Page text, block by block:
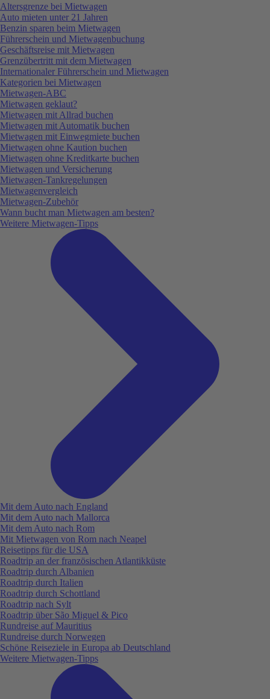
Altersgrenze bei Mietwagen
Auto mieten unter 21 Jahren
Benzin sparen beim Mietwagen
Führerschein und Mietwagenbuchung
Geschäftsreise mit Mietwagen
Grenzübertritt mit dem Mietwagen
Internationaler Führerschein und Mietwagen
Kategorien bei Mietwagen
Mietwagen-ABC
Mietwagen geklaut?
Mietwagen mit Allrad buchen
Mietwagen mit Automatik buchen
Mietwagen mit Einwegmiete buchen
Mietwagen ohne Kaution buchen
Mietwagen ohne Kreditkarte buchen
Mietwagen und Versicherung
Mietwagen-Tankregelungen
Mietwagenvergleich
Mietwagen-Zubehör
Wann bucht man Mietwagen am besten?
Weitere Mietwagen-Tipps
Mit dem Auto nach England
Mit dem Auto nach Mallorca
Mit dem Auto nach Rom
Mit Mietwagen von Rom nach Neapel
Reisetipps für die USA
Roadtrip an der französischen Atlantikküste
Roadtrip durch Albanien
Roadtrip durch Italien
Roadtrip durch Schottland
Roadtrip nach Sylt
Roadtrip über São Miguel & Pico
Rundreise auf Mauritius
Rundreise durch Norwegen
Schöne Reiseziele in Europa ab Deutschland
Weitere Mietwagen-Tipps